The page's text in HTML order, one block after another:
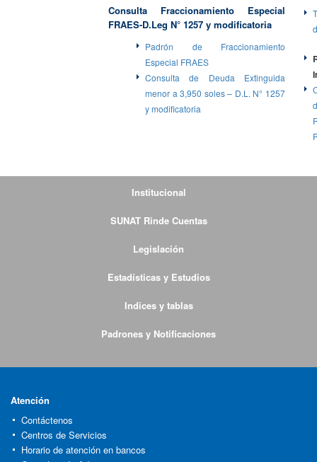
Consulta Fraccionamiento Especial
FRAES-D.Leg N° 1257 y modificatoria
Padrón de Fraccionamiento
Especial FRAES
Consulta de Deuda Extinguida
menor a 3,950 soles – D.L. N° 1257
y modificatoria
Institucional
SUNAT Rinde Cuentas
Legislación
Estadísticas y Estudios
Indices y tablas
Padrones y Notificaciones
Atención
Contáctenos
Centros de Servicios
Horario de atención en bancos